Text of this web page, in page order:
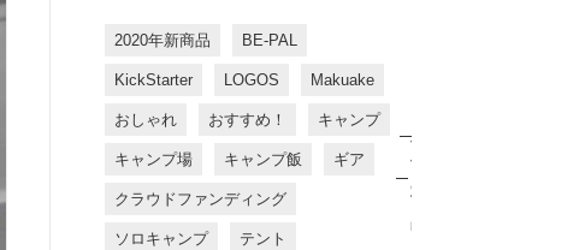
2020年新商品 BE-PAL
KickStarter LOGOS Makuake
おしゃれ おすすめ！ キャンプ
キャンプ場 キャンプ飯 ギア
クラウドファンディング
ソロキャンプ テント
す
す
め
商
品